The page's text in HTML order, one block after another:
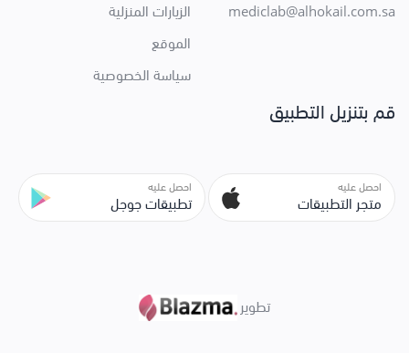
mediclab@alhokail.com.sa
الزيارات المنزلية
الموقع
سياسة الخصوصية
قم بتنزيل التطبيق
احصل عليه
متجر التطبيقات
احصل عليه
تطبيقات جوجل
تطوير